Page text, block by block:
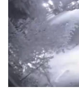
記者爆料網